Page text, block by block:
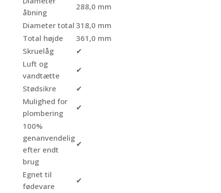
åbning
288,0 mm
Diameter total 318,0 mm
Total højde
361,0 mm
Skruelåg
✔
Luft og
vandtætte
✔
Stødsikre
✔
Mulighed for
plombering
✔
100%
genanvendelig
efter endt
brug
✔
Egnet til
fødevare
✔